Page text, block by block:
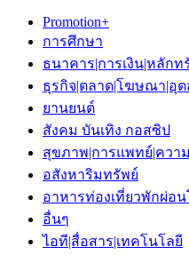
Promotion+
การศึกษา
ธนาคาร|การเงิน|หลักท
ธุรกิจ|ตลาด|โฆษณา|อุต
ยานยนต์
สังคม บันเทิง กอสซิป
สุขภาพ|การแพทย์|ควา
อสังหาริมทรัพย์
อาหารท่องเที่ยวพักผ่อน
อื่นๆ
ไอที|สื่อสาร|เทคโนโลยี